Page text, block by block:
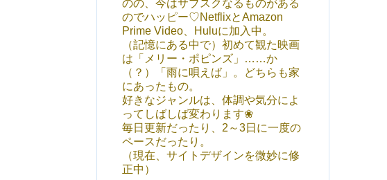
のの、今はサブスクなるものがある
のでハッピー♡NetflixとAmazon
Prime Video、Huluに加入中。
（記憶にある中で）初めて観た映画
は「メリー・ポピンズ」……か
（？）「雨に唄えば」。どちらも家
にあったもの。
好きなジャンルは、体調や気分によ
ってしばしば変わります❀
毎日更新だったり、2～3日に一度の
ペースだったり。
（現在、サイトデザインを微妙に修
正中）